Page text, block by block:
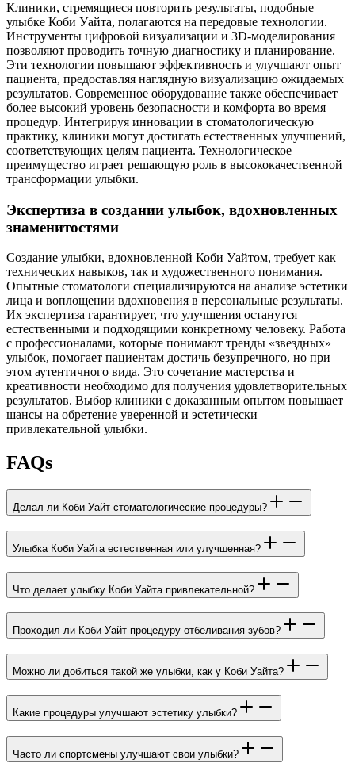
Клиники, стремящиеся повторить результаты, подобные
улыбке Коби Уайта, полагаются на передовые технологии.
Инструменты цифровой визуализации и 3D-моделирования
позволяют проводить точную диагностику и планирование.
Эти технологии повышают эффективность и улучшают опыт
пациента, предоставляя наглядную визуализацию ожидаемых
результатов. Современное оборудование также обеспечивает
более высокий уровень безопасности и комфорта во время
процедур. Интегрируя инновации в стоматологическую
практику, клиники могут достигать естественных улучшений,
соответствующих целям пациента. Технологическое
преимущество играет решающую роль в высококачественной
трансформации улыбки.
Экспертиза в создании улыбок, вдохновленных
знаменитостями
Создание улыбки, вдохновленной Коби Уайтом, требует как
технических навыков, так и художественного понимания.
Опытные стоматологи специализируются на анализе эстетики
лица и воплощении вдохновения в персональные результаты.
Их экспертиза гарантирует, что улучшения останутся
естественными и подходящими конкретному человеку. Работа
с профессионалами, которые понимают тренды «звездных»
улыбок, помогает пациентам достичь безупречного, но при
этом аутентичного вида. Это сочетание мастерства и
креативности необходимо для получения удовлетворительных
результатов. Выбор клиники с доказанным опытом повышает
шансы на обретение уверенной и эстетически
привлекательной улыбки.
FAQs
Делал ли Коби Уайт стоматологические процедуры?
Улыбка Коби Уайта естественная или улучшенная?
Что делает улыбку Коби Уайта привлекательной?
Проходил ли Коби Уайт процедуру отбеливания зубов?
Можно ли добиться такой же улыбки, как у Коби Уайта?
Какие процедуры улучшают эстетику улыбки?
Часто ли спортсмены улучшают свои улыбки?